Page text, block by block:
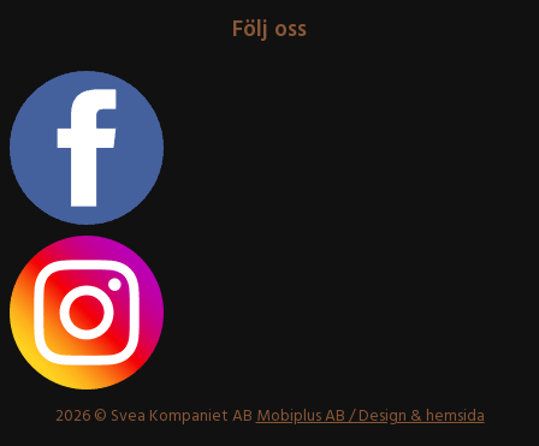
Följ oss
2026 © Svea Kompaniet ABMobiplus AB / Design & hemsida